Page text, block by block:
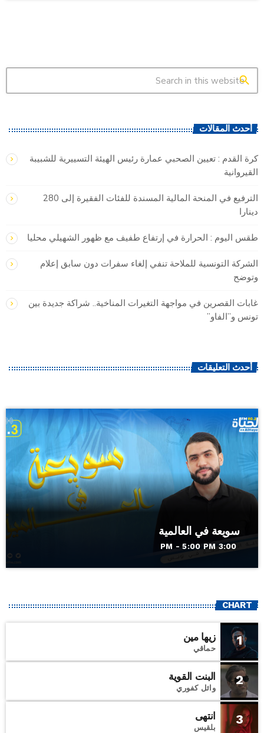
search
أحدث المقالات
كرة القدم : تعيين الصحبي عمارة رئيس الهيئة التسييرية للشبيبة
القيروانية
الترفيع في المنحة المالية المسندة للفئات الفقيرة إلى 280
دينارا
طقس اليوم : الحرارة في إرتفاع طفيف مع ظهور الشهيلي محليا
الشركة التونسية للملاحة تنفي إلغاء سفرات دون سابق إعلام
وتوضح
غابات القصرين في مواجهة التغيرات المناخية.. شراكة جديدة بين
تونس و”الفاو”
أحدث التعليقات
سويعة في العالمية
3:00 PM - 5:00 PM
CHART
1 زيها مين
حماقي
2 البنت القوية
وائل كفوري
3 انتهى
بلقيس